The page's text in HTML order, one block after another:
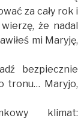
za cały rok i
że nadal
mi Maryję,
bezpiecznie
tronu… Maryjo,
klimat: